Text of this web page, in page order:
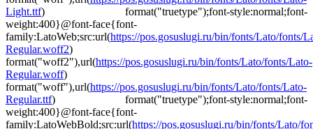
Light.ttf) format("truetype");font-style:normal;font-
weight:400}@font-face{font-
family:LatoWeb;src:url(https://pos.gosuslugi.ru/bin/fonts/Lato/fonts/
Regular.woff2)
format("woff2"),url(https://pos.gosuslugi.ru/bin/fonts/Lato/fonts/Lato-
Regular.woff)
format("woff"),url(https://pos.gosuslugi.ru/bin/fonts/Lato/fonts/Lato-
Regular.ttf) format("truetype");font-style:normal;font-
weight:400}@font-face{font-
family:LatoWebBold;src:url(https://pos.gosuslugi.ru/bin/fonts/Lato/